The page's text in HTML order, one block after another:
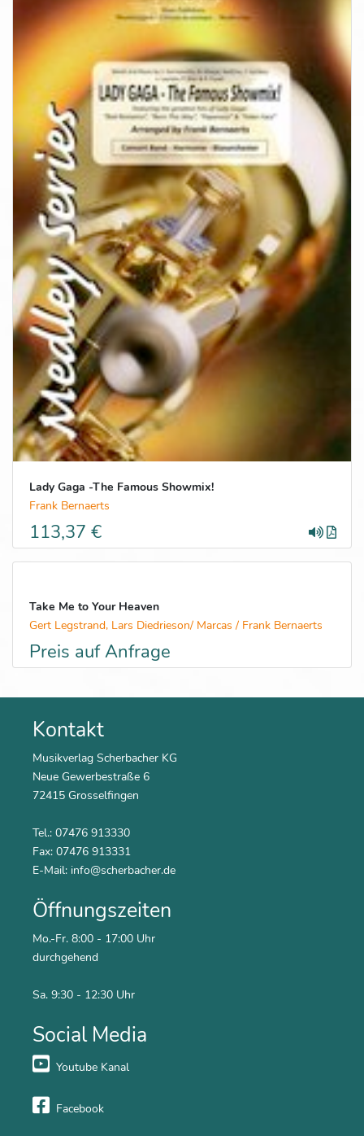
Lady Gaga -The Famous Showmix!
Frank Bernaerts
113,37 €
Take Me to Your Heaven
Gert Legstrand, Lars Diedrieson/ Marcas / Frank Bernaerts
Preis auf Anfrage
Kontakt
Musikverlag Scherbacher KG
Neue Gewerbestraße 6
72415 Grosselfingen
Tel.: 07476 913330
Fax: 07476 913331
E-Mail: info@scherbacher.de
Öffnungszeiten
Mo.-Fr. 8:00 - 17:00 Uhr
durchgehend
Sa. 9:30 - 12:30 Uhr
Social Media
Youtube Kanal
Facebook